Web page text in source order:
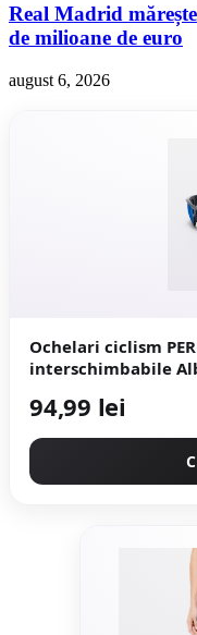
Real Madrid
de milioane de euro
august 6, 2026
Ochelari ciclism
interschimbabile
94,99 lei